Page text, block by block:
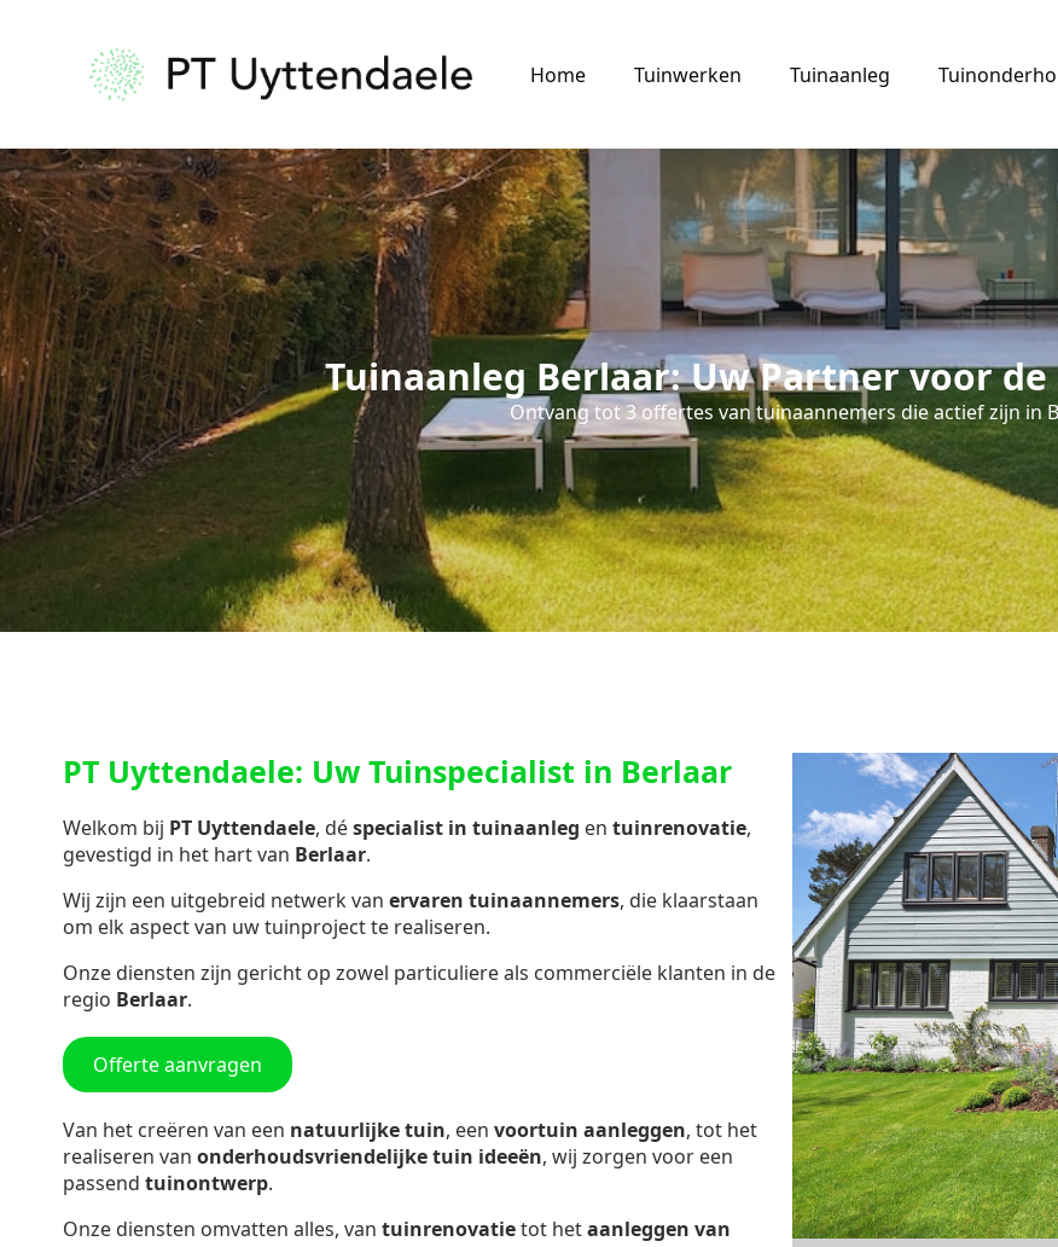
Home Tuinwerken Tuinaanleg
Tuinaanleg Berlaar: Uw Partner voor
Ontvang tot 3 offertes van tuinaannemers die actief zijn in
PT Uyttendaele: Uw Tuinspecialist in Berlaar
Welkom bij PT Uyttendaele, déspecialist in tuinaanleg en tuinrenovatie,
gevestigd in het hart van Berlaar.
Wij zijn een uitgebreid netwerk van ervaren tuinaannemers, die klaarstaan
om elk aspect van uw tuinproject te realiseren.
Onze diensten zijn gericht op zowel particuliere als commerciële klanten in de
regio Berlaar.
Offerte aanvragen
Van het creëren van een natuurlijke tuin, een voortuin aanleggen, tot het
realiseren van onderhoudsvriendelijke tuin ideeën, wij zorgen voor een
passend tuinontwerp.
Onze diensten omvatten alles, van tuinrenovatietot hetaanleggen van